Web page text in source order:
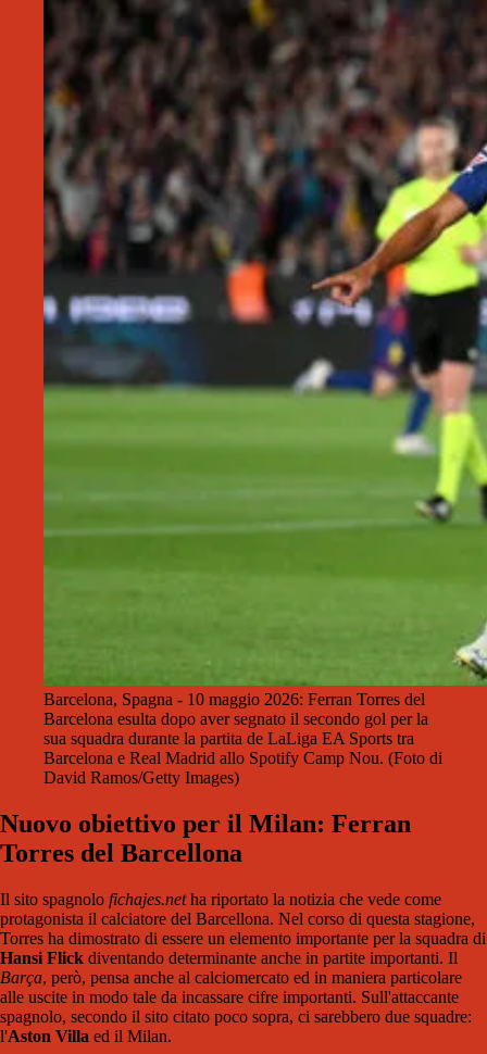
Barcelona, Spagna - 10 maggio 2026: Ferran Torres del
Barcelona esulta dopo aver segnato il secondo gol per la
sua squadra durante la partita de LaLiga EA Sports tra
Barcelona e Real Madrid allo Spotify Camp Nou. (Foto di
David Ramos/Getty Images)
Nuovo obiettivo per il Milan: Ferran
Torres del Barcellona
Il sito spagnolo fichajes.netha riportato la notizia che vede come
protagonista il calciatore del Barcellona. Nel corso di questa stagione,
Torres ha dimostrato di essere un elemento importante per la squadra di
Hansi Flick diventando determinante anche in partite importanti. Il
Barça, però, pensa anche al calciomercato ed in maniera particolare
alle uscite in modo tale da incassare cifre importanti. Sull'attaccante
spagnolo, secondo il sito citato poco sopra, ci sarebbero due squadre:
l'Aston Villa ed il Milan.